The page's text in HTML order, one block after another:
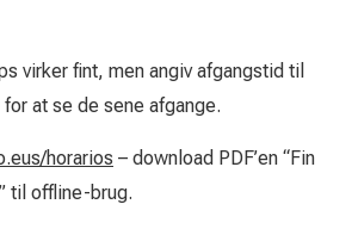
virker fint, men angiv afgangstid til
at se de sene afgange.
horarios – download PDF’en “Fin
til offline-brug.